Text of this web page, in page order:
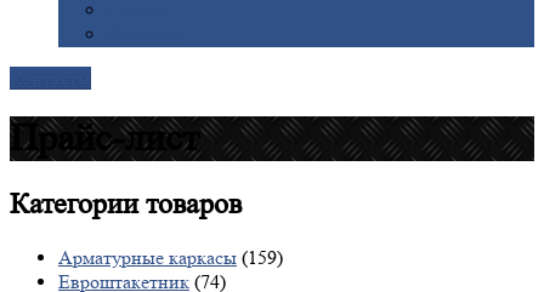
Прайс-лист
Категориитоваров
Арматурные каркасы (159)
Евроштакетник (74)